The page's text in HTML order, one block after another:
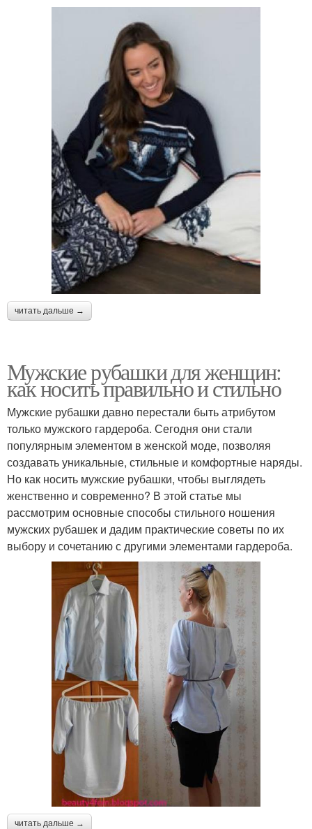
читать дальше →
Мужские рубашки для женщин:
как носить правильно и стильно
Мужские рубашки давно перестали быть атрибутом
только мужского гардероба. Сегодня они стали
популярным элементом в женской моде, позволяя
создавать уникальные, стильные и комфортные наряды.
Но как носить мужские рубашки, чтобы выглядеть
женственно и современно? В этой статье мы
рассмотрим основные способы стильного ношения
мужских рубашек и дадим практические советы по их
выбору и сочетанию с другими элементами гардероба.
читать дальше →